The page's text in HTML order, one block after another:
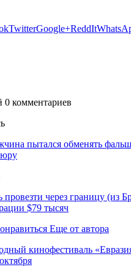
TwitterGoogle+ReddIt
0 комментариев
пытался обменять
через границу (из
$79 тысяч
Еще от автора
кинофестиваль